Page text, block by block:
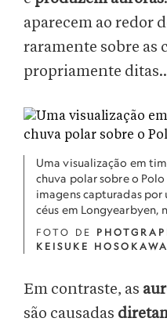
aparecem ao redor
raramente sobre as
propriamente ditas..
Uma visualização em
chuva polar sobre o
imagens capturadas por
céus em Longyearbyen,
FOTO DE
KEISUKE
Em contraste, as
são causadas